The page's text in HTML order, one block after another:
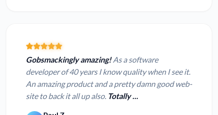
Gobsmackingly amazing!As a software
developer of 40 years I know quality when I see it.
An amazing product and a pretty damn good web-
site to back it all up also. Totally ...